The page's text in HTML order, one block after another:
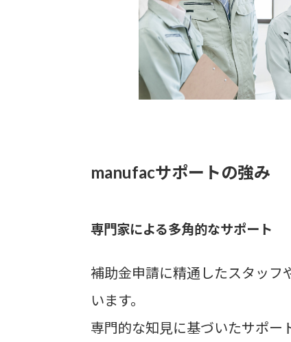
manufacサポートの強み
専門家による多角的なサポート
補助金申請に精通したスタッフ
います。
専門的な知見に基づいたサポー